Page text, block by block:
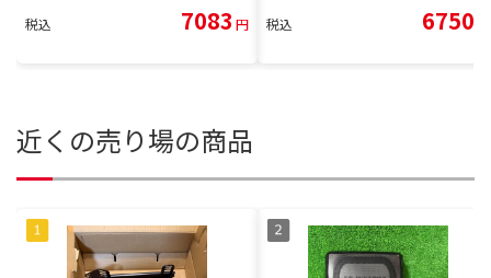
税込 7083 円 税込 6750
近くの売り場の商品